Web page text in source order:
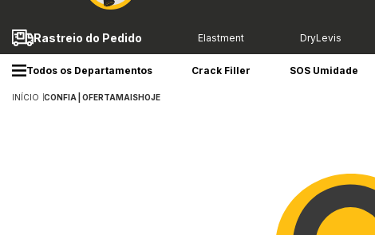
Rastreio do Pedido Elastment DryLevis
Todos os Departamentos Crack Filler SOS Umidade
INÍCIO CONFIA | OFERTAMAISHOJE